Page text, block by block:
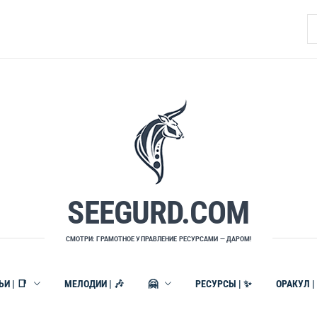
SEEGURD.COM
СМОТРИ: ГРАМОТНОЕ УПРАВЛЕНИЕ РЕСУРСАМИ — ДАРОМ!
| 📑 МЕЛОДИИ | 🎶 🤗 РЕСУРСЫ | ✨ ОРАКУЛ |